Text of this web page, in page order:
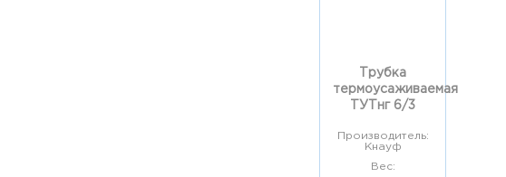
Трубка
термоусаживаемая
ТУТнг 6/3
Производитель:
Кнауф
Вес: